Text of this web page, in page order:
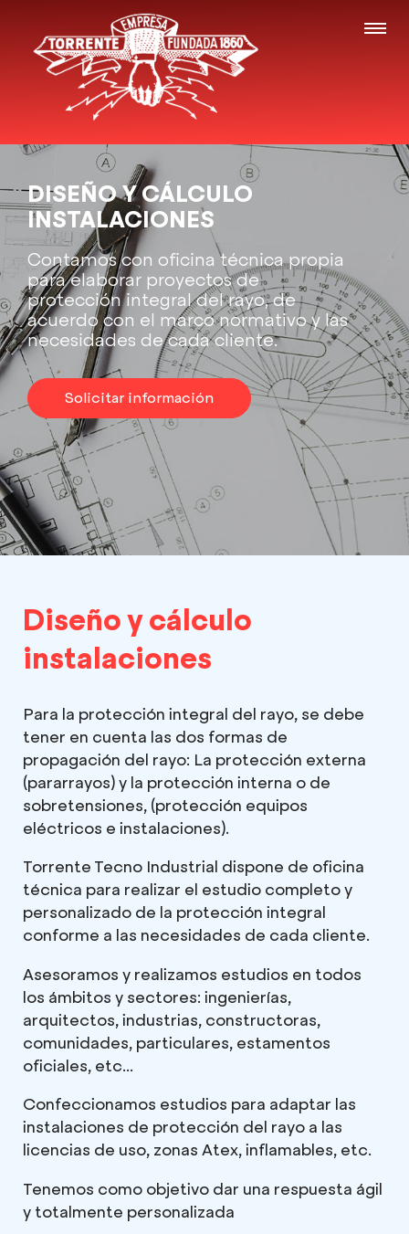
DISEÑO Y CÁLCULO
INSTALACIONES
Contamos con oficina técnica propia
para elaborar proyectos de
protección integral del rayo, de
acuerdo con el marco normativo y las
necesidades de cada cliente.
Solicitar información
Diseño y cálculo
instalaciones
Para la protección integral del rayo, se debe
tener en cuenta las dos formas de
propagación del rayo: La protección externa
(pararrayos) y la protección interna o de
sobretensiones, (protección equipos
eléctricos e instalaciones).
Torrente Tecno Industrial dispone de oficina
técnica para realizar el estudio completo y
personalizado de la protección integral
conforme a las necesidades de cada cliente.
Asesoramos y realizamos estudios en todos
los ámbitos y sectores: ingenierías,
arquitectos, industrias, constructoras,
comunidades, particulares, estamentos
oficiales, etc...
Confeccionamos estudios para adaptar las
instalaciones de protección del rayo a las
licencias de uso, zonas Atex, inflamables, etc.
Tenemos como objetivo dar una respuesta ágil
y totalmente personalizada